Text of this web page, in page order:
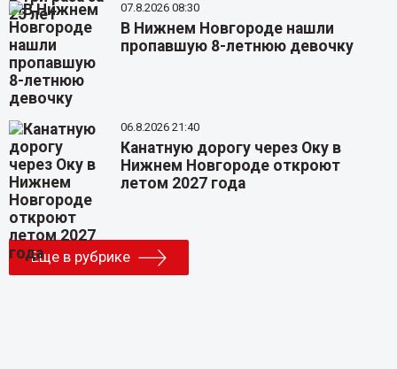
07.8.2026 08:30
В Нижнем Новгороде нашли
пропавшую 8-летнюю девочку
06.8.2026 21:40
Канатную дорогу через Оку в
Нижнем Новгороде откроют
летом 2027 года
Еще в рубрике